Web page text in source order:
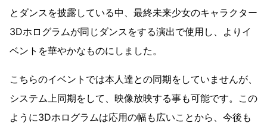
とダンスを披露している中、最終未来少女のキャラクター
3Dホログラムが同じダンスをする演出で使用し、よりイ
ベントを華やかなものにしました。
こちらのイベントでは本人達との同期をしていませんが、
システム上同期をして、映像放映する事も可能です。この
ように3Dホログラムは応用の幅も広いことから、今後も